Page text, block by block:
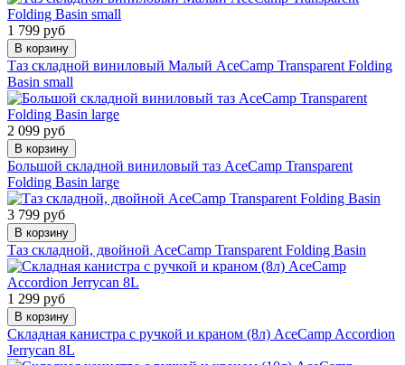
1 799 руб
В корзину
Таз складной виниловый Малый AceCamp Transparent Folding
Basin small
2 099 руб
В корзину
Большой складной виниловый таз AceCamp Transparent
Folding Basin large
3 799 руб
В корзину
Таз складной, двойной AceCamp Transparent Folding Basin
1 299 руб
В корзину
Складная канистра с ручкой и краном (8л) AceCamp Accordion
Jerrycan 8L